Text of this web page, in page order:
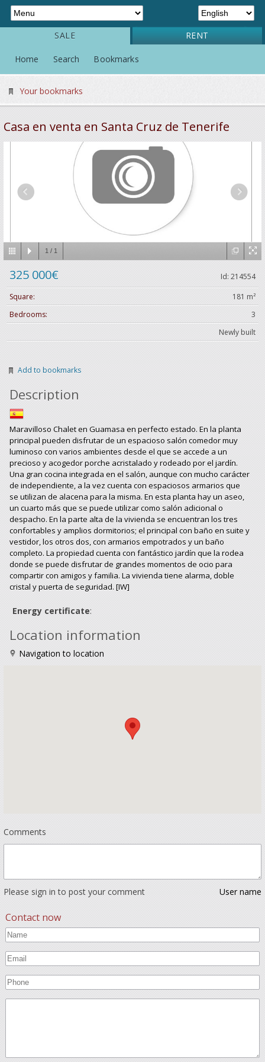
SALE RENT
Home Search Bookmarks
Your bookmarks
Casa en venta en Santa Cruz de Tenerife
1 / 1
Id: 214554
325 000€
Square:
181 m²
Bedrooms:
3
Newly built
Add to bookmarks
Description
Maravilloso Chalet en Guamasa en perfecto estado. En la planta
principal pueden disfrutar de un espacioso salón comedor muy
luminoso con varios ambientes desde el que se accede a un
precioso y acogedor porche acristalado y rodeado por el jardín.
Una gran cocina integrada en el salón, aunque con mucho carácter
de independiente, a la vez cuenta con espaciosos armarios que
se utilizan de alacena para la misma. En esta planta hay un aseo,
un cuarto más que se puede utilizar como salón adicional o
despacho. En la parte alta de la vivienda se encuentran los tres
confortables y amplios dormitorios; el principal con baño en suite y
vestidor, los otros dos, con armarios empotrados y un baño
completo. La propiedad cuenta con fantástico jardín que la rodea
donde se puede disfrutar de grandes momentos de ocio para
compartir con amigos y familia. La vivienda tiene alarma, doble
cristal y puerta de seguridad. [IW]
Energy certificate:
Location information
Navigation to location
Comments
Please sign in to post your comment User name
Contact now